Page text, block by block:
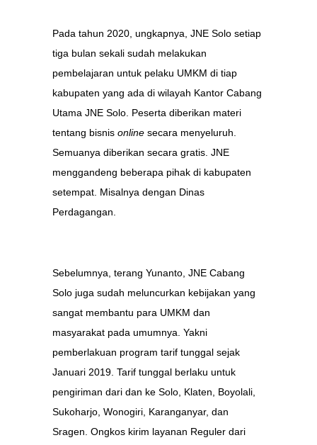
Pada tahun 2020, ungkapnya, JNE Solo setiap
tiga bulan sekali sudah melakukan
pembelajaran untuk pelaku UMKM di tiap
kabupaten yang ada di wilayah Kantor Cabang
Utama JNE Solo. Peserta diberikan materi
tentang bisnis online secara menyeluruh.
Semuanya diberikan secara gratis. JNE
menggandeng beberapa pihak di kabupaten
setempat. Misalnya dengan Dinas
Perdagangan.
Sebelumnya, terang Yunanto, JNE Cabang
Solo juga sudah meluncurkan kebijakan yang
sangat membantu para UMKM dan
masyarakat pada umumnya. Yakni
pemberlakuan program tarif tunggal sejak
Januari 2019. Tarif tunggal berlaku untuk
pengiriman dari dan ke Solo, Klaten, Boyolali,
Sukoharjo, Wonogiri, Karanganyar, dan
Sragen. Ongkos kirim layanan Reguler dari